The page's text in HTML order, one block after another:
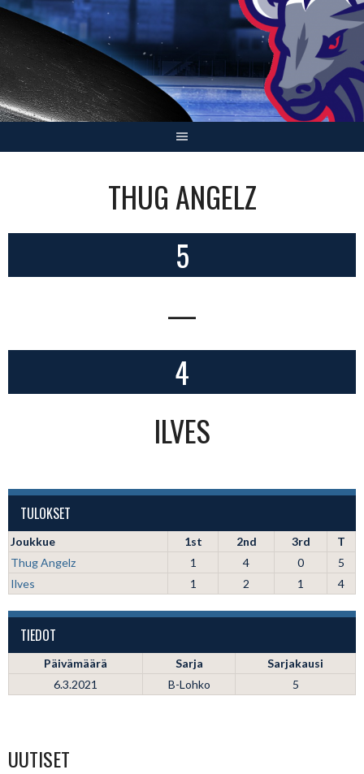
Skip
content
THUG ANGELZ
5
—
4
ILVES
TULOKSET
Joukkue 1st 2nd 3rd
T
Thug Angelz
1 4 0
5
Ilves
1 2 1 4
TIEDOT
Päivämäärä Sarja
Sarjakausi
6.3.2021
B-Lohko 5
UUTISET